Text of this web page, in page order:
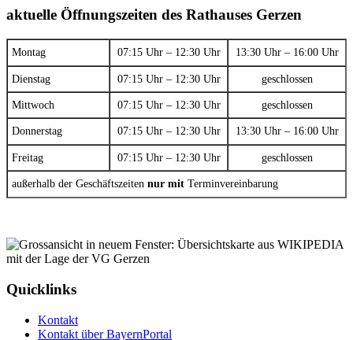
aktuelle Öffnungszeiten des Rathauses Gerzen
Montag 07:15 Uhr – 12:30 Uhr 13:30 Uhr – 16:00 Uhr
Dienstag 07:15 Uhr – 12:30 Uhr geschlossen
Mittwoch 07:15 Uhr – 12:30 Uhr geschlossen
Donnerstag 07:15 Uhr – 12:30 Uhr 13:30 Uhr – 16:00 Uhr
Freitag 07:15 Uhr – 12:30 Uhr geschlossen
außerhalb der Geschäftszeiten nur mit Terminvereinbarung
Quicklinks
Kontakt
Kontakt über BayernPortal